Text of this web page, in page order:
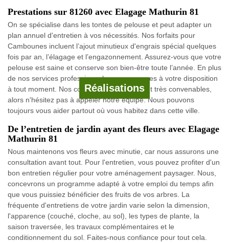
Réalisations
Prestations sur 81260 avec Elagage Mathurin 81
On se spécialise dans les tontes de pelouse et peut adapter un
plan annuel d'entretien à vos nécessités. Nos forfaits pour
Cambounes incluent l’ajout minutieux d'engrais spécial quelques
fois par an, l’élagage et l’engazonnement. Assurez-vous que votre
pelouse est saine et conserve son bien-être toute l’année. En plus
de nos services professionnels, nous sommes à votre disposition
à tout moment. Nos coûts d’intervention sont très convenables,
alors n'hésitez pas à appeler notre équipe. Nous pouvons
toujours vous aider partout où vous habitez dans cette ville.
De l’entretien de jardin ayant des fleurs avec Elagage
Mathurin 81
Nous maintenons vos fleurs avec minutie, car nous assurons une
consultation avant tout. Pour l'entretien, vous pouvez profiter d'un
bon entretien régulier pour votre aménagement paysager. Nous,
concevrons un programme adapté à votre emploi du temps afin
que vous puissiez bénéficier des fruits de vos arbres. La
fréquente d'entretiens de votre jardin varie selon la dimension,
l'apparence (couché, cloche, au sol), les types de plante, la
saison traversée, les travaux complémentaires et le
conditionnement du sol. Faites-nous confiance pour tout cela.